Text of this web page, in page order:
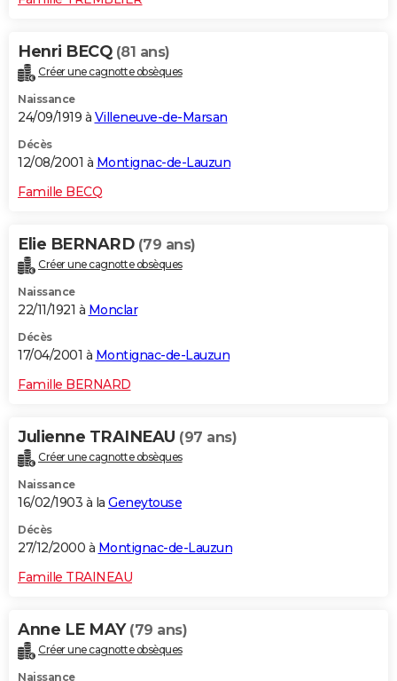
Henri BECQ (81 ans)
Créer une cagnotte obsèques
Naissance
24/09/1919 à Villeneuve-de-Marsan
Décès
12/08/2001 à Montignac-de-Lauzun
Famille BECQ
Elie BERNARD (79 ans)
Créer une cagnotte obsèques
Naissance
22/11/1921 à Monclar
Décès
17/04/2001 à Montignac-de-Lauzun
Famille BERNARD
Julienne TRAINEAU (97 ans)
Créer une cagnotte obsèques
Naissance
16/02/1903 à la Geneytouse
Décès
27/12/2000 à Montignac-de-Lauzun
Famille TRAINEAU
Anne LE MAY (79 ans)
Créer une cagnotte obsèques
Naissance